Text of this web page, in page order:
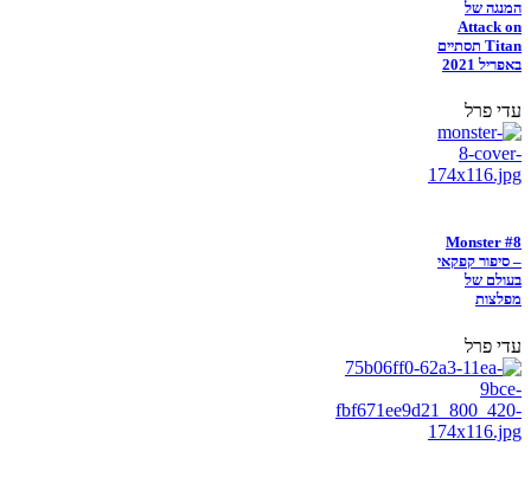
המנגה של
Attack on
Titan תסתיים
באפריל 2021
עדי פרל
Monster #8
– סיפור קפקאי
בעולם של
מפלצות
עדי פרל